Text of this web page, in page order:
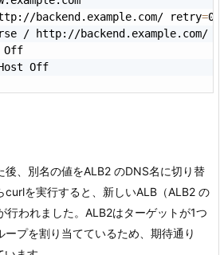
backend.example.com/ retry
=0
/ http://backend.example.com/
Off
後、別名の値をALB2 のDNS名に切り替
curlを実行すると、新しいALB（ALB2 の
行われました。ALB2はターゲットが1つ
ープを割り当てているため、期待通り